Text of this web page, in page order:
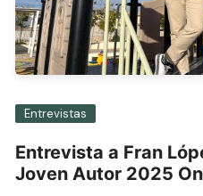
Entrevistas
Entrevista a Fran
Joven Autor 2025